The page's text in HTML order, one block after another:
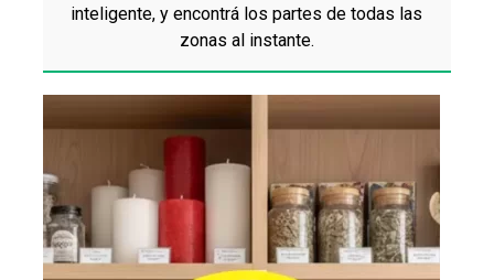
inteligente, y encontrá los partes de todas las
zonas al instante.